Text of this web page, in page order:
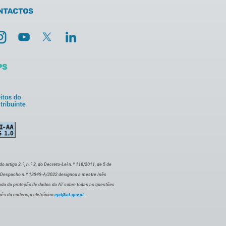
2.º, n.º 2, do Decreto-Lei n.º 118/2011, de 5 de
n.º 13949-A/2022 designou a mestre Inês
da proteção de dados da AT sobre todas as questões
do endereço eletrónico epd@at.gov.pt .